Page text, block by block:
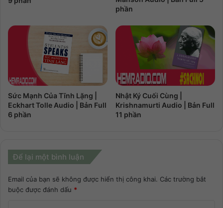
phần
Sức Mạnh Của Tĩnh Lặng |
Eckhart Tolle Audio | Bản Full
6 phần
Nhật Ký Cuối Cùng |
Krishnamurti Audio | Bản Full
11 phần
Để lại một bình luận
Email của bạn sẽ không được hiển thị công khai. Các trường bắt
buộc được đánh dấu *